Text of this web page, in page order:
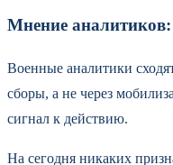
Мнение
Военные аналитики
сборы, а не через
сигнал к действию.
На сегодня никаких